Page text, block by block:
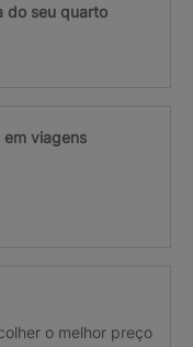
do seu quarto
viagens
o melhor preço